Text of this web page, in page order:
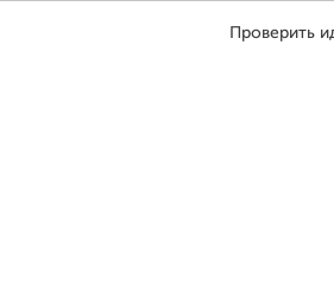
Проверить